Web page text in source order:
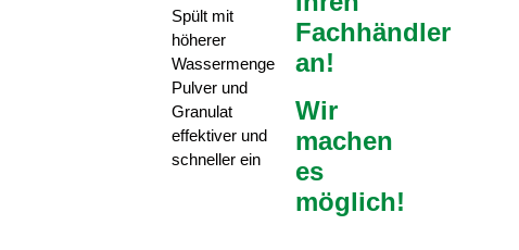
Spült mit
höherer
Wassermenge
Pulver und
Granulat
effektiver und
schneller ein
Fachhändler
an!
Wir
machen
es
möglich!